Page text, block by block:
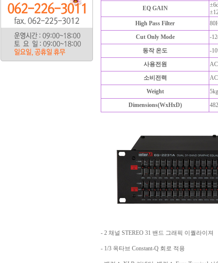
EQ GAIN
High Pass Filter
Cut Only Mode
-
동작 온도
-
사용전원
소비전력
Weight
5kg
Dimensions(WxHxD)
- 2 채널 STEREO 31 밴드 그래픽 이퀄라이져
- 1/3 옥타브 Constant-Q 회로 적용